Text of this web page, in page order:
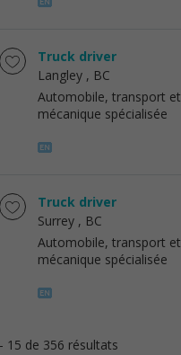
Truck driver
Langley , BC
Automobile, transport et
mécanique spécialisée
Truck driver
Surrey , BC
Automobile, transport et
mécanique spécialisée
15 de 356 résultats